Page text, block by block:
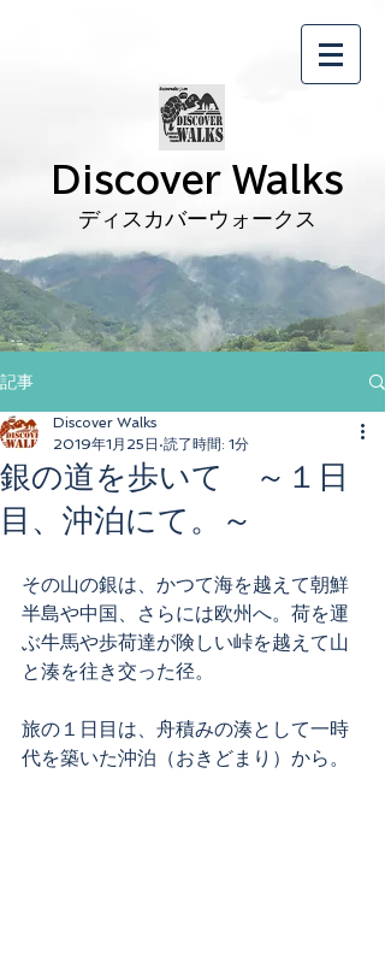
Discover Walks
ディスカバーウォークス
記事
銀の道を歩いて ～１日
目、沖泊にて。～
Discover Walks
2019年1月25日 読了時間: 1分
その山の銀は、かつて海を越えて朝鮮
半島や中国、さらには欧州へ。荷を運
ぶ牛馬や歩荷達が険しい峠を越えて山
と湊を往き交った径。
旅の１日目は、舟積みの湊として一時
代を築いた沖泊（おきどまり）から。